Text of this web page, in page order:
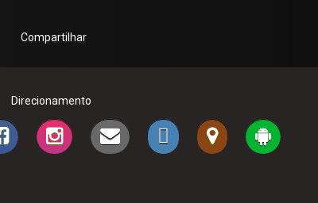
Compartilhar
Direcionamento